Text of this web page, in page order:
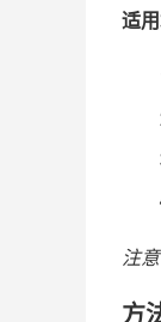
适用
注
方